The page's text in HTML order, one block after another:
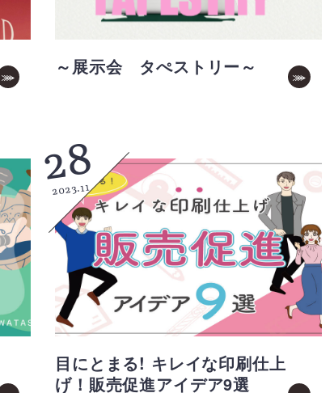
～展示会 タぺストリー～
28
2023.11
目にとまる! キレイな印刷仕上
げ！販売促進アイデア9選